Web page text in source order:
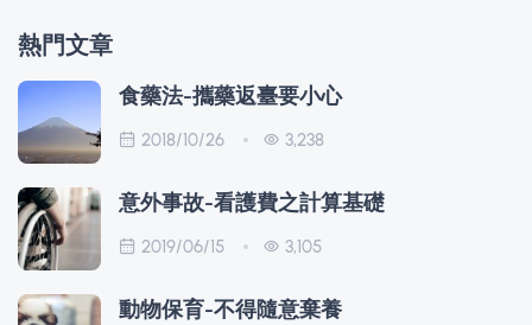
熱門文章
食藥法-攜藥返臺要小心
2018/10/26 3,238
意外事故-看護費之計算基礎
2019/06/15 3,105
動物保育-不得隨意棄養